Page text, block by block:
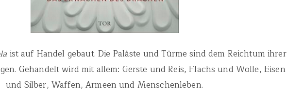
ist auf Handel gebaut. Die Paläste und Türme sind dem Reichtum ihrer
Gehandelt wird mit allem: Gerste und Reis, Flachs und Wolle, Eisen
und Silber, Waffen, Armeen und Menschenleben.